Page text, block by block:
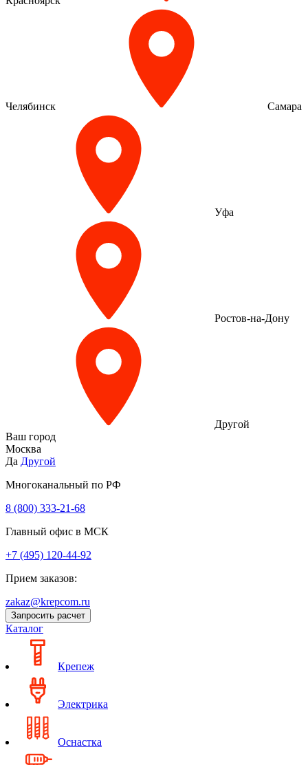
Челябинск Самара
Уфа
Ростов-на-Дону
Другой
Ваш город
Москва
Да Другой
Многоканальный по РФ
8 (800) 333‑21-68
Главный офис в МСК
+7 (495) 120-44-92
Прием заказов:
zakaz@krepcom.ru
Запросить расчет
Каталог
Крепеж
Электрика
Оснастка